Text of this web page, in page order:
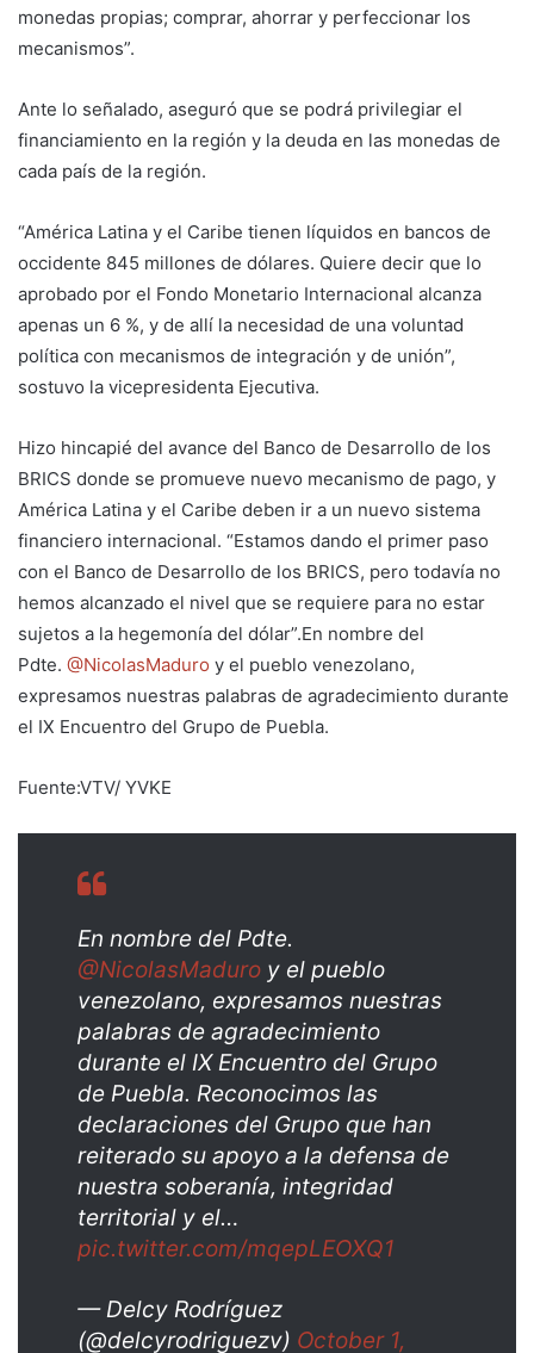
monedas propias; comprar, ahorrar y perfeccionar los
mecanismos”.
Ante lo señalado, aseguró que se podrá privilegiar el
financiamiento en la región y la deuda en las monedas de
cada país de la región.
“América Latina y el Caribe tienen líquidos en bancos de
occidente 845 millones de dólares. Quiere decir que lo
aprobado por el Fondo Monetario Internacional alcanza
apenas un 6 %, y de allí la necesidad de una voluntad
política con mecanismos de integración y de unión”,
sostuvo la vicepresidenta Ejecutiva.
Hizo hincapié del avance del Banco de Desarrollo de los
BRICS donde se promueve nuevo mecanismo de pago, y
América Latina y el Caribe deben ir a un nuevo sistema
financiero internacional. “Estamos dando el primer paso
con el Banco de Desarrollo de los BRICS, pero todavía no
hemos alcanzado el nivel que se requiere para no estar
sujetos a la hegemonía del dólar”.En nombre del
Pdte. @NicolasMaduro y el pueblo venezolano,
expresamos nuestras palabras de agradecimiento durante
el IX Encuentro del Grupo de Puebla.
Fuente:VTV/ YVKE
En nombre del Pdte.
@NicolasMaduro y el pueblo
venezolano, expresamos nuestras
palabras de agradecimiento
durante el IX Encuentro del Grupo
de Puebla. Reconocimos las
declaraciones del Grupo que han
reiterado su apoyo a la defensa de
nuestra soberanía, integridad
territorial y el…
pic.twitter.com/mqepLEOXQ1
— Delcy Rodríguez
(@delcyrodriguezv) October 1,